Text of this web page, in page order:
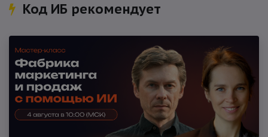
Код ИБ рекомендует